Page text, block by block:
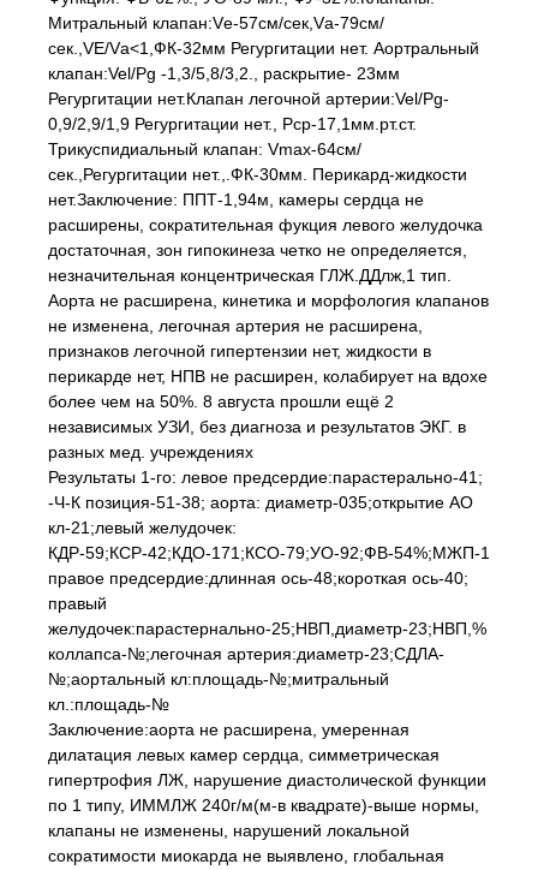
Митральный клапан:Vе-57см/сек,Vа-79см/
сек.,VE/Vа<1,ФК-32мм Регургитации нет. Аортральный
клапан:Vel/Рg -1,3/5,8/3,2., раскрытие- 23мм
Регургитации нет.Клапан легочной артерии:Vel/Рg-
0,9/2,9/1,9 Регургитации нет., Рср-17,1мм.рт.ст.
Трикуспидиальный клапан: Vmax-64см/
сек.,Регургитации нет.,.ФК-30мм. Перикард-жидкости
нет.Заключение: ППТ-1,94м, камеры сердца не
расширены, сократительная фукция левого желудочка
достаточная, зон гипокинеза четко не определяется,
незначительная концентрическая ГЛЖ.ДДлж,1 тип.
Аорта не расширена, кинетика и морфология клапанов
не изменена, легочная артерия не расширена,
признаков легочной гипертензии нет, жидкости в
перикарде нет, НПВ не расширен, колабирует на вдохе
более чем на 50%. 8 августа прошли ещё 2
независимых УЗИ, без диагноза и результатов ЭКГ. в
разных мед. учреждениях
Результаты 1-го: левое предсердие:парастерально-41;
-Ч-К позиция-51-38; аорта: диаметр-035;открытие АО
кл-21;левый желудочек:
КДР-59;КСР-42;КДО-171;КСО-79;УО-92;ФВ-54%;МЖП-
правое предсердие:длинная ось-48;короткая ось-40;
правый
желудочек:парастернально-25;НВП,диаметр-23;НВП,%
коллапса-№;легочная артерия:диаметр-23;СДЛА-
№;аортальный кл:площадь-№;митральный
кл.:площадь-№
Заключение:аорта не расширена, умеренная
дилатация левых камер сердца, симметрическая
гипертрофия ЛЖ, нарушение диастолической функции
по 1 типу, ИММЛЖ 240г/м(м-в квадрате)-выше нормы,
клапаны не изменены, нарушений локальной
сократимости миокарда не выявлено, глобальная